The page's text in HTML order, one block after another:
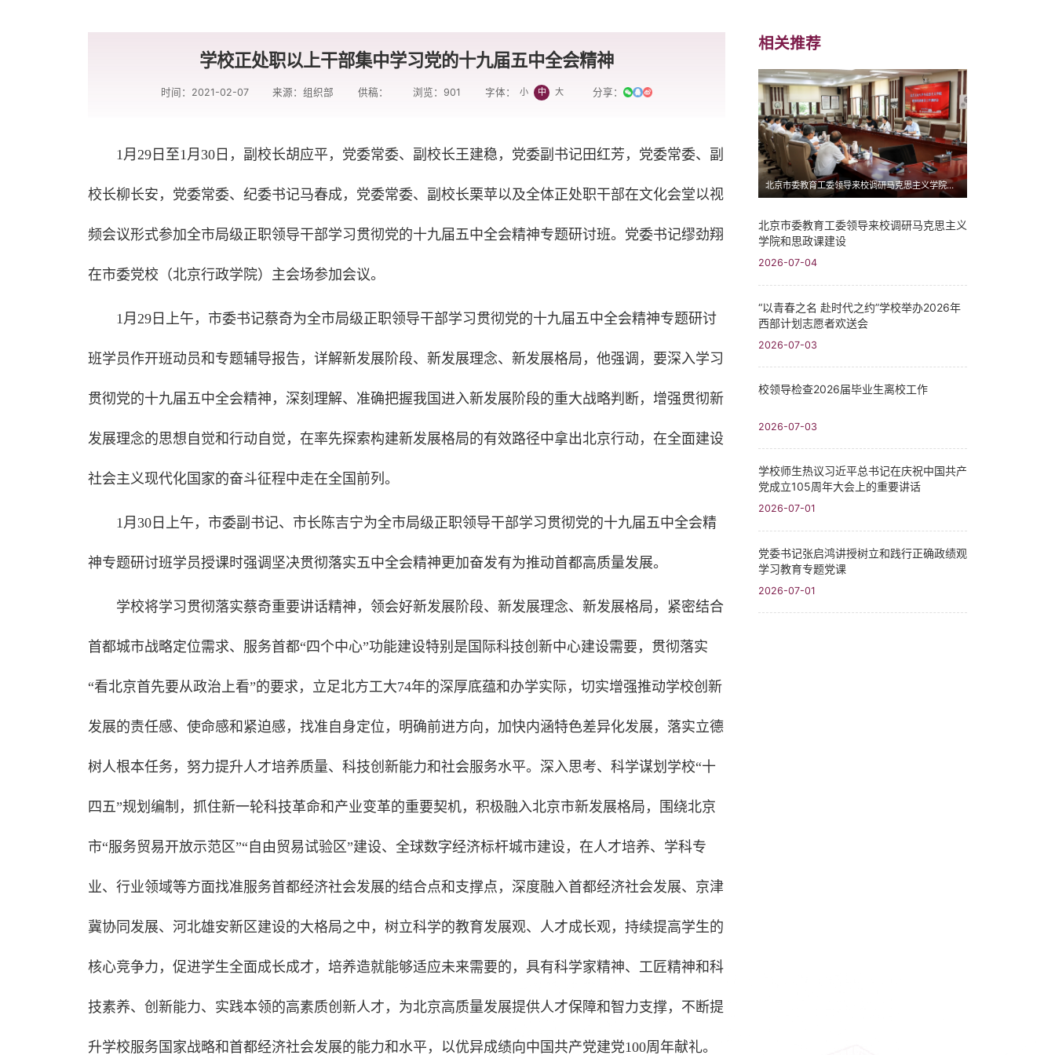
学校正处职以上干部集中学习党的十九届五中全会精神
时间：2021-02-07 来源：组织部 供稿： 浏览： 901 字体： 小 中 大 分享：
1月29日至1月30日，副校长胡应平，党委常委、副校长王建稳，党委副书记田红芳，党委常委、副
校长柳长安，党委常委、纪委书记马春成，党委常委、副校长栗苹以及全体正处职干部在文化会堂以视
频会议形式参加全市局级正职领导干部学习贯彻党的十九届五中全会精神专题研讨班。党委书记缪劲翔
在市委党校（北京行政学院）主会场参加会议。
1月29日上午，市委书记蔡奇为全市局级正职领导干部学习贯彻党的十九届五中全会精神专题研讨
班学员作开班动员和专题辅导报告，详解新发展阶段、新发展理念、新发展格局，他强调，要深入学习
贯彻党的十九届五中全会精神，深刻理解、准确把握我国进入新发展阶段的重大战略判断，增强贯彻新
发展理念的思想自觉和行动自觉，在率先探索构建新发展格局的有效路径中拿出北京行动，在全面建设
社会主义现代化国家的奋斗征程中走在全国前列。
1月30日上午，市委副书记、市长陈吉宁为全市局级正职领导干部学习贯彻党的十九届五中全会精
神专题研讨班学员授课时强调坚决贯彻落实五中全会精神更加奋发有为推动首都高质量发展。
学校将学习贯彻落实蔡奇重要讲话精神，领会好新发展阶段、新发展理念、新发展格局，紧密结合
首都城市战略定位需求、服务首都“四个中心”功能建设特别是国际科技创新中心建设需要，贯彻落实
“看北京首先要从政治上看”的要求，立足北方工大74年的深厚底蕴和办学实际，切实增强推动学校创新
发展的责任感、使命感和紧迫感，找准自身定位，明确前进方向，加快内涵特色差异化发展，落实立德
树人根本任务，努力提升人才培养质量、科技创新能力和社会服务水平。深入思考、科学谋划学校“十
四五”规划编制，抓住新一轮科技革命和产业变革的重要契机，积极融入北京市新发展格局，围绕北京
市“服务贸易开放示范区”“自由贸易试验区”建设、全球数字经济标杆城市建设，在人才培养、学科专
业、行业领域等方面找准服务首都经济社会发展的结合点和支撑点，深度融入首都经济社会发展、京津
冀协同发展、河北雄安新区建设的大格局之中，树立科学的教育发展观、人才成长观，持续提高学生的
核心竞争力，促进学生全面成长成才，培养造就能够适应未来需要的，具有科学家精神、工匠精神和科
技素养、创新能力、实践本领的高素质创新人才，为北京高质量发展提供人才保障和智力支撑，不断提
升学校服务国家战略和首都经济社会发展的能力和水平，以优异成绩向中国共产党建党100周年献礼。
相关推荐
北京市委教育工委领导来校调研马克思主义学院和思政课建设
北京市委教育工委领导来校调研马克思主义
学院和思政课建设
2026-07-04
“以青春之名 赴时代之约”学校举办2026年
西部计划志愿者欢送会
2026-07-03
校领导检查2026届毕业生离校工作
2026-07-03
学校师生热议习近平总书记在庆祝中国共产
党成立105周年大会上的重要讲话
2026-07-01
党委书记张启鸿讲授树立和践行正确政绩观
学习教育专题党课
2026-07-01